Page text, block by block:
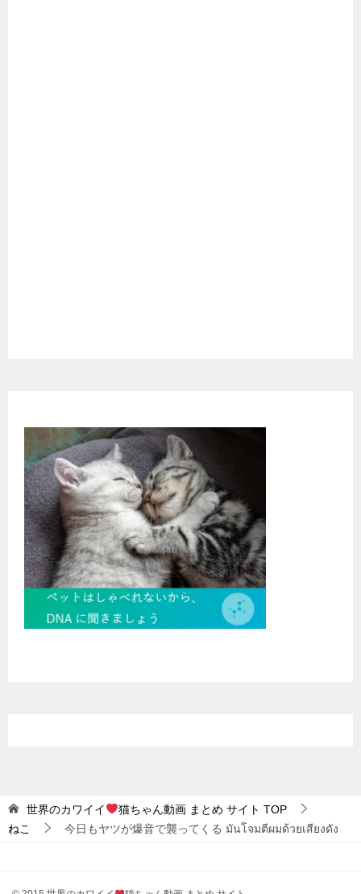
世界のカワイイ 猫ちゃん動画 まとめ サイト TOP
ねこ
今日もヤツが爆音で襲ってくる มันโจมตีผมด้วยเสียงดัง